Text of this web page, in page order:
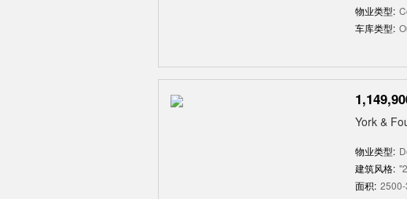
物业类型:
车库类型:
York &
物业类型:
建筑风格:
面积: